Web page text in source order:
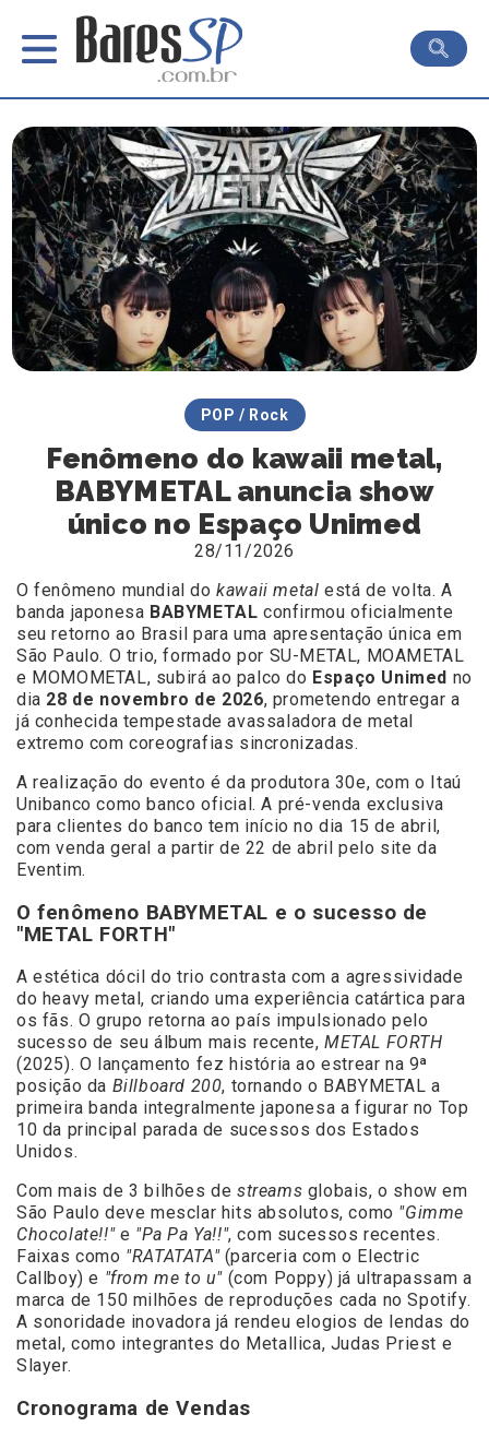
POP / Rock
Fenômeno do kawaii metal,
BABYMETAL anuncia show
único no Espaço Unimed
28/11/2026
O fenômeno mundial dokawaii metal está de volta. A
banda japonesa BABYMETAL confirmou oficialmente
seu retorno ao Brasil para uma apresentação única em
São Paulo. O trio, formado por SU-METAL, MOAMETAL
e MOMOMETAL, subirá ao palco do Espaço Unimed no
dia 28 de novembro de 2026, prometendo entregar a
já conhecida tempestade avassaladora de metal
extremo com coreografias sincronizadas.
A realização do evento é da produtora 30e, com o Itaú
Unibanco como banco oficial. A pré-venda exclusiva
para clientes do banco tem início no dia 15 de abril,
com venda geral a partir de 22 de abril pelo site da
Eventim.
O fenômeno BABYMETAL e o sucesso de
"METAL FORTH"
A estética dócil do trio contrasta com a agressividade
do heavy metal, criando uma experiência catártica para
os fãs. O grupo retorna ao país impulsionado pelo
sucesso de seu álbum mais recente,METAL FORTH
(2025). O lançamento fez história ao estrear na 9ª
posição da Billboard 200, tornando o BABYMETAL a
primeira banda integralmente japonesa a figurar no Top
10 da principal parada de sucessos dos Estados
Unidos.
Com mais de 3 bilhões de streams globais, o show em
São Paulo deve mesclar hits absolutos, como "Gimme
Chocolate!!"e "Pa Pa Ya!!", com sucessos recentes.
Faixas como "RATATATA"(parceria com o Electric
Callboy) e "from me to u" (com Poppy) já ultrapassam a
marca de 150 milhões de reproduções cada no Spotify.
A sonoridade inovadora já rendeu elogios de lendas do
metal, como integrantes do Metallica, Judas Priest e
Slayer.
Cronograma de Vendas